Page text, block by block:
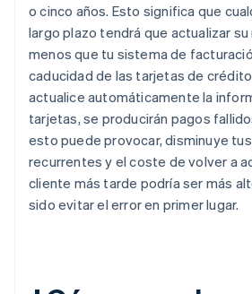
o cinco años. Esto significa que
largo plazo tendrá que actualizar
menos que tu sistema de
caducidad de las tarjetas de
actualice automáticamente la
tarjetas, se producirán pagos
esto puede provocar, disminuye
recurrentes y el coste de volver a
cliente más tarde podría ser más
sido evitar el error en primer lugar.